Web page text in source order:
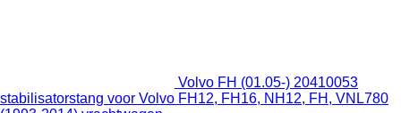
Volvo FH (01.05-) 20410053
stabilisatorstang voor Volvo FH12, FH16, NH12, FH, VNL780